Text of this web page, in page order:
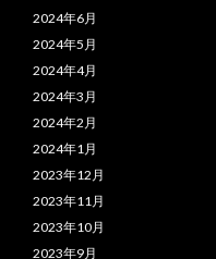
2024年6月
2024年5月
2024年4月
2024年3月
2024年2月
2024年1月
2023年12月
2023年11月
2023年10月
2023年9月